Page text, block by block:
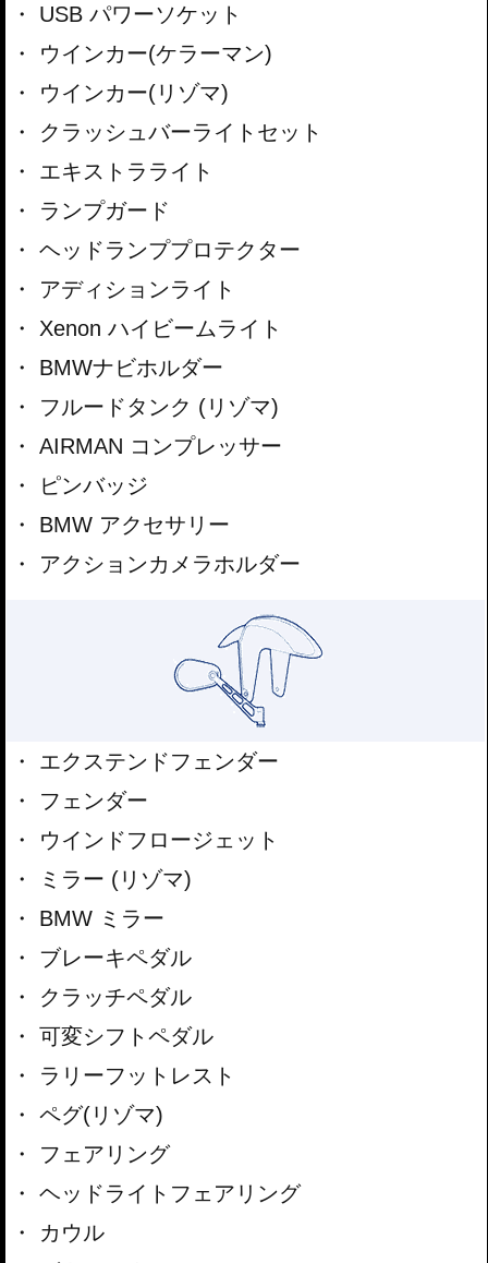
USB パワーソケット
ウインカー(ケラーマン)
ウインカー(リゾマ)
クラッシュバーライトセット
エキストラライト
ランプガード
ヘッドランププロテクター
アディションライト
Xenon ハイビームライト
BMWナビホルダー
フルードタンク (リゾマ)
AIRMAN コンプレッサー
ピンバッジ
BMW アクセサリー
アクションカメラホルダー
エクステンドフェンダー
フェンダー
ウインドフロージェット
ミラー (リゾマ)
BMW ミラー
ブレーキペダル
クラッチペダル
可変シフトペダル
ラリーフットレスト
ペグ(リゾマ)
フェアリング
ヘッドライトフェアリング
カウル